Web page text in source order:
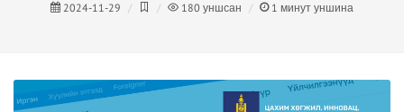
2024-11-29 180 уншсан 1 минут уншина